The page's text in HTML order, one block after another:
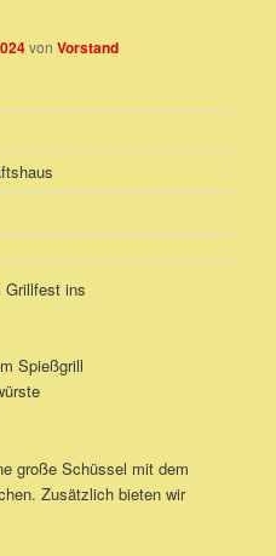
vonVorstand
Grillfest ins
Spießgrill
große Schüssel mit dem
Zusätzlich bieten wir